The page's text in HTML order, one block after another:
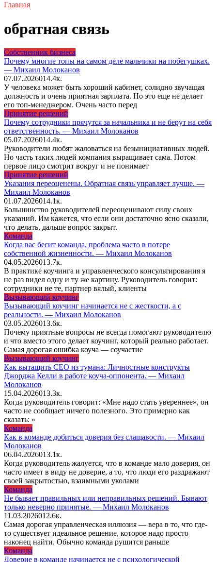
Главная
обратная связь
Собственник бизнеса
Почему многие топы на самом деле мальчики на побегушках.
— Михаил Молоканов
07.07.2026014.4к.
У человека может быть хороший кабинет, солидно звучащая
должность и очень приятная зарплата. Но это еще не делает
его топ-менеджером. Очень часто перед
Принятие решений
Почему сотрудники прячутся за начальника и не берут на себя
ответственность. — Михаил Молоканов
05.07.2026014.4к.
Руководители любят жаловаться на безынициативных людей.
Но часть таких людей компания выращивает сама. Потом
первое лицо смотрит вокруг и не понимает
Принятие решений
Указания переоценены. Обратная связь управляет лучше. —
Михаил Молоканов
01.07.2026014.1к.
Большинство руководителей переоценивают силу своих
указаний. Им кажется, что если они достаточно ясно сказали,
что делать, дальше вопрос закрыт.
Команда
Когда вас бесит команда, проблема часто в потере
собственной жизненности. — Михаил Молоканов
04.05.2026013.7к.
В практике коучинга и управленческого консультирования я
не раз видел одну и ту же картину. Руководитель говорит:
сотрудники не те, партнер вялый, клиенты
Вызывающий коучинг
Вызывающий коучинг начинается не с жесткости, а с
реальности. — Михаил Молоканов
03.05.2026013.6к.
Почему приятные вопросы не всегда помогают руководителю
и что вместо этого делает коучинг, который реально работает.
Самая дорогая ошибка коуча — соучастие
Вызывающий коучинг
Как вытащить CEO из тумана: Личностные конструкты
Джорджа Келли в работе коуча-оппонента. — Михаил
Молоканов
15.04.2026013.3к.
Когда руководитель говорит: «Мне надо стать увереннее», он
часто не сообщает ничего полезного. Это примерно как
сказать: «
Команда
Как в команде добиться доверия без слащавости. — Михаил
Молоканов
06.04.2026013.1к.
Когда руководитель жалуется, что в команде мало доверия, он
часто имеет в виду не доверие, а то, что люди его раздражают
своей закрытостью, взаимными уколами
Команда
Не бывает правильных или неправильных решений. Бывают
только неверно принятые. — Михаил Молоканов
11.03.2026012.6к.
Самая дорогая управленческая иллюзия — вера в то, что где-
то существует идеальное решение, которое надо просто
наконец найти. Обычно команда рушится раньше
Команда
Доверие в команде начинается не с психологической